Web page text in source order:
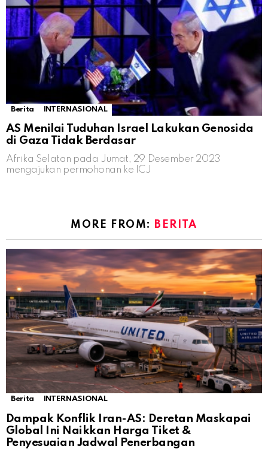
Berita INTERNASIONAL
AS Menilai Tuduhan Israel Lakukan Genosida
di Gaza Tidak Berdasar
Afrika Selatan pada Jumat, 29 Desember 2023
mengajukan permohonan ke ICJ
MORE FROM: BERITA
Berita INTERNASIONAL
Dampak Konflik Iran-AS: Deretan Maskapai
Global Ini Naikkan Harga Tiket &
Penyesuaian Jadwal Penerbangan